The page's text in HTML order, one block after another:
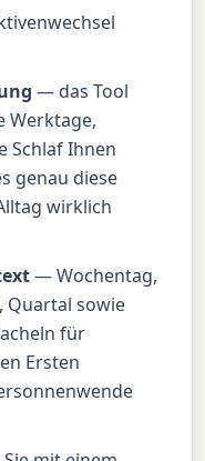
— das Tool
Werktage,
Schlaf Ihnen
genau diese
wirklich
— Wochentag,
Quartal sowie
für
Ersten